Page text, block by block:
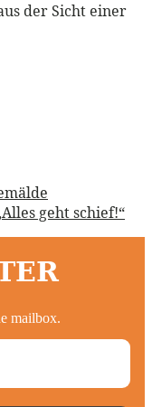
der Sicht einer
geht schief!“
mailbox.